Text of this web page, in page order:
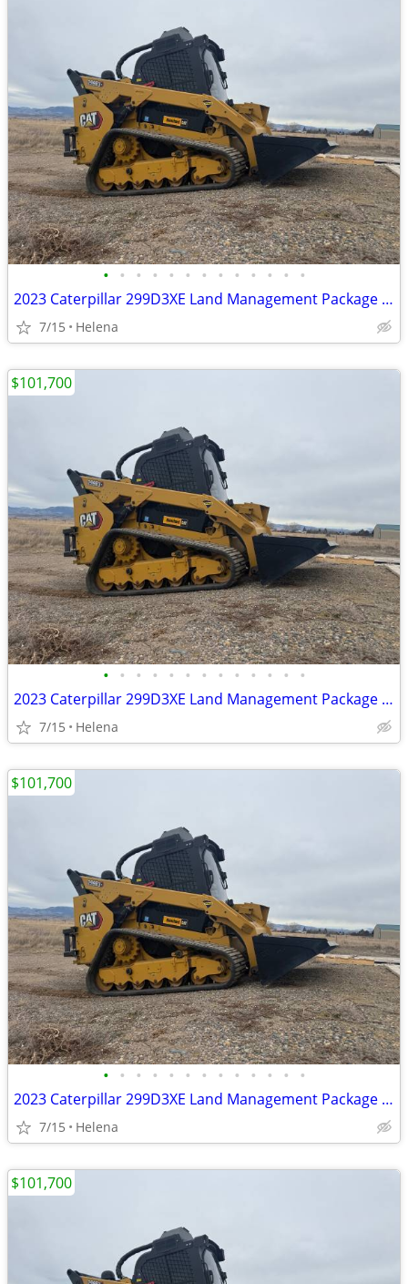
• • • • • • • • • • • • •
2023 Caterpillar 299D3XE Land Management Package w/Bucket & Warranty
7/15 Helena
• • • • • • • • • • • • •
2023 Caterpillar 299D3XE Land Management Package w/Bucket & Warranty -
7/15 Helena
$101,700
• • • • • • • • • • • • •
2023 Caterpillar 299D3XE Land Management Package w/Bucket & Warranty
7/15 Helena
$101,700
$101,700